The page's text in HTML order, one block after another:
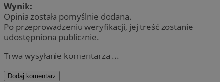
Wynik:
Opinia została pomyślnie dodana.
Po przeprowadzeniu weryfikacji, jej treść zostanie
udostępniona publicznie.
Trwa wysyłanie komentarza ...
Dodaj komentarz